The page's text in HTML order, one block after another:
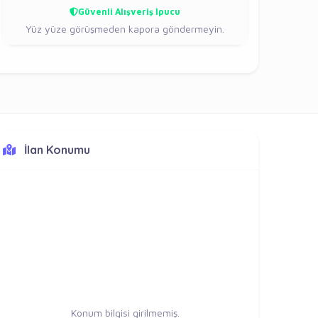
Güvenli Alışveriş İpucu
Yüz yüze görüşmeden kapora göndermeyin.
İlan Konumu
Konum bilgisi girilmemiş.